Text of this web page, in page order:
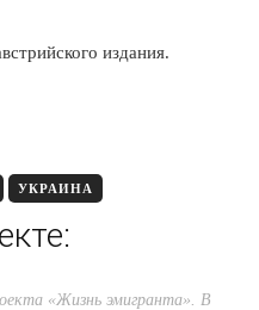
издания.
УКРАИНА
«Жизнь эмигранта». В